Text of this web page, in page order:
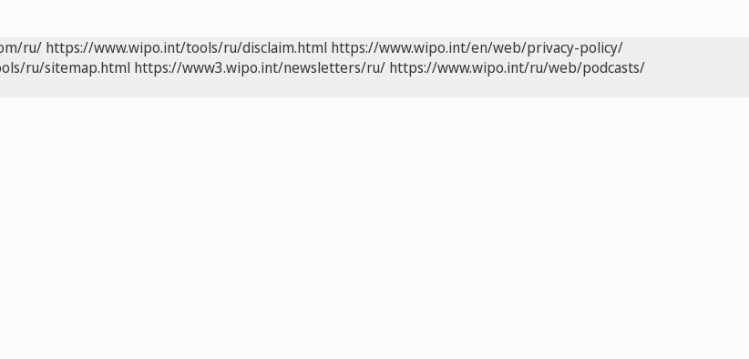
ru/ https://www.wipo.int/tools/ru/disclaim.html https://www.wipo.int/en/web/privacy-policy/
ru/sitemap.html https://www3.wipo.int/newsletters/ru/ https://www.wipo.int/ru/web/podcasts/